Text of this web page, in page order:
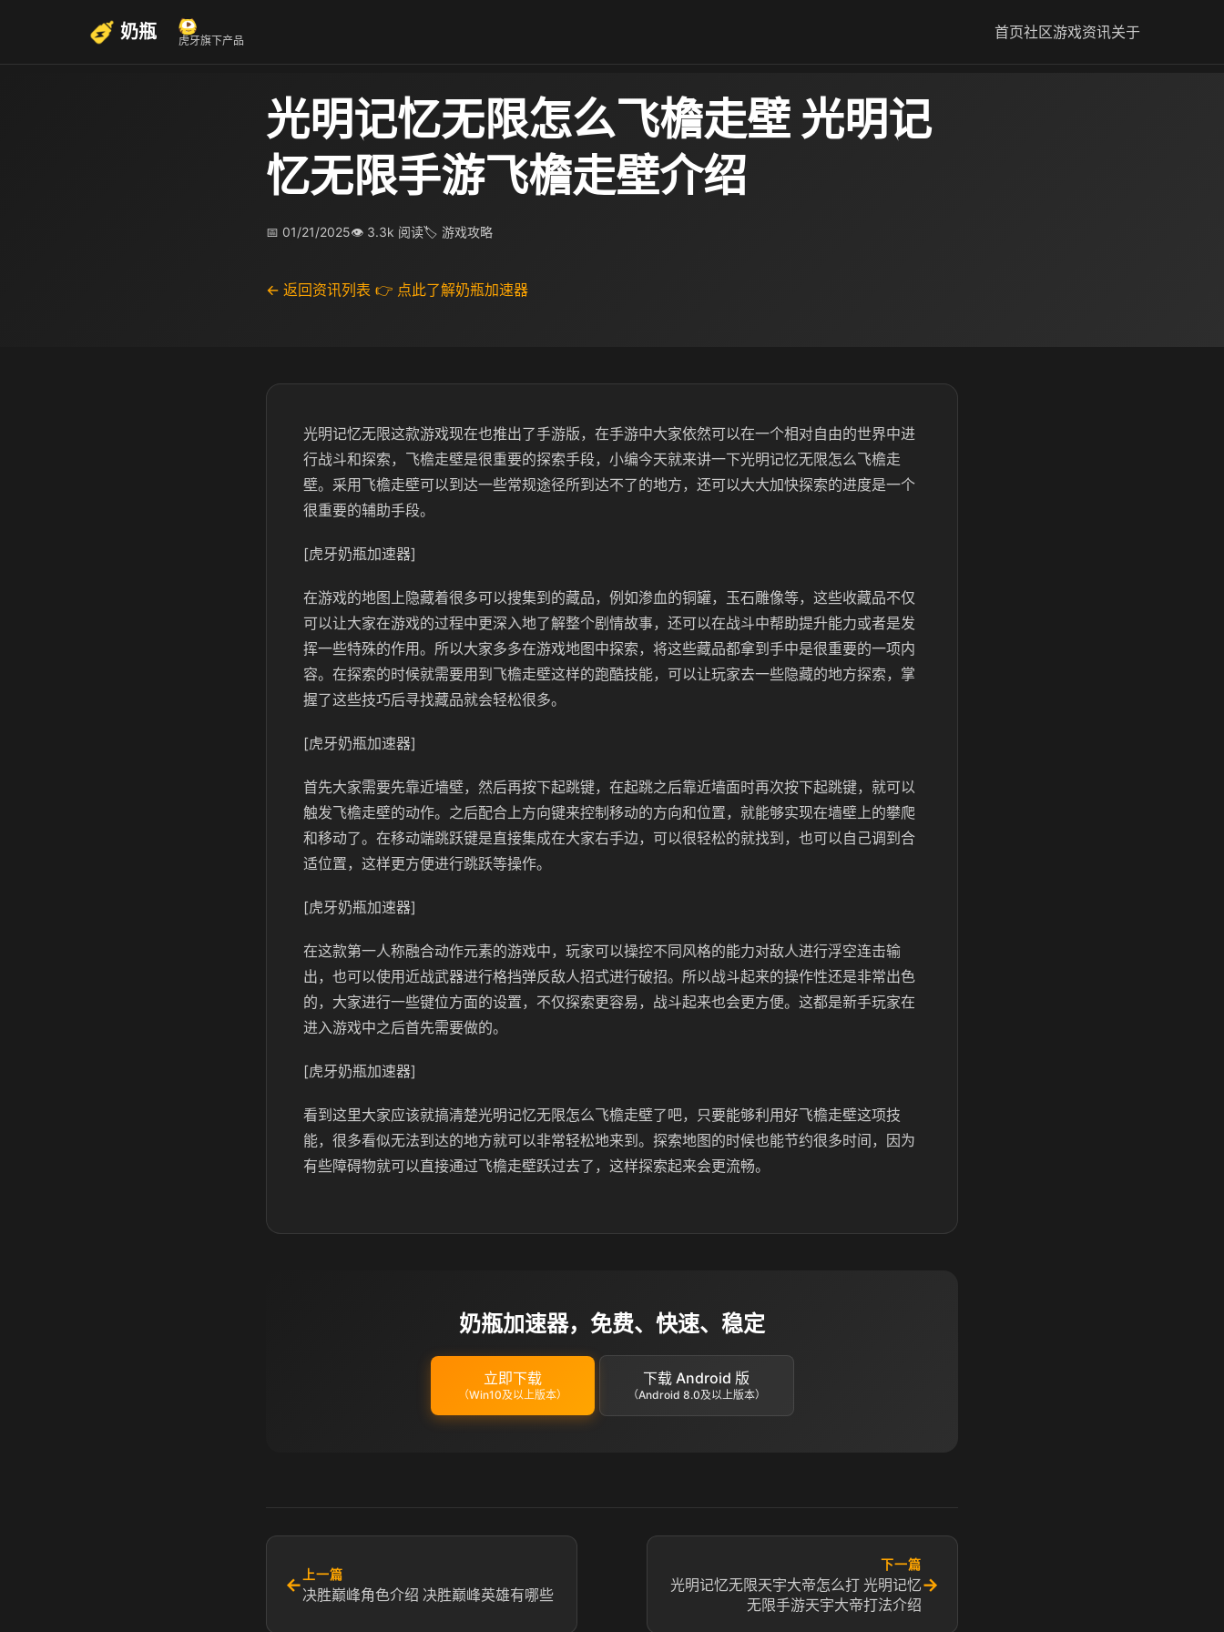
奶瓶 虎牙旗下产品 首页社区游戏资讯关于
光明记忆无限怎么飞檐走壁 光明记
忆无限手游飞檐走壁介绍
📅 01/21/2025👁 3.3k 阅读🏷 游戏攻略
← 返回资讯列表 👉 点此了解奶瓶加速器
光明记忆无限这款游戏现在也推出了手游版，在手游中大家依然可以在一个相对自由的世界中进
行战斗和探索，飞檐走壁是很重要的探索手段，小编今天就来讲一下光明记忆无限怎么飞檐走
壁。采用飞檐走壁可以到达一些常规途径所到达不了的地方，还可以大大加快探索的进度是一个
很重要的辅助手段。
[虎牙奶瓶加速器]
在游戏的地图上隐藏着很多可以搜集到的藏品，例如渗血的铜罐，玉石雕像等，这些收藏品不仅
可以让大家在游戏的过程中更深入地了解整个剧情故事，还可以在战斗中帮助提升能力或者是发
挥一些特殊的作用。所以大家多多在游戏地图中探索，将这些藏品都拿到手中是很重要的一项内
容。在探索的时候就需要用到飞檐走壁这样的跑酷技能，可以让玩家去一些隐藏的地方探索，掌
握了这些技巧后寻找藏品就会轻松很多。
[虎牙奶瓶加速器]
首先大家需要先靠近墙壁，然后再按下起跳键，在起跳之后靠近墙面时再次按下起跳键，就可以
触发飞檐走壁的动作。之后配合上方向键来控制移动的方向和位置，就能够实现在墙壁上的攀爬
和移动了。在移动端跳跃键是直接集成在大家右手边，可以很轻松的就找到，也可以自己调到合
适位置，这样更方便进行跳跃等操作。
[虎牙奶瓶加速器]
在这款第一人称融合动作元素的游戏中，玩家可以操控不同风格的能力对敌人进行浮空连击输
出，也可以使用近战武器进行格挡弹反敌人招式进行破招。所以战斗起来的操作性还是非常出色
的，大家进行一些键位方面的设置，不仅探索更容易，战斗起来也会更方便。这都是新手玩家在
进入游戏中之后首先需要做的。
[虎牙奶瓶加速器]
看到这里大家应该就搞清楚光明记忆无限怎么飞檐走壁了吧，只要能够利用好飞檐走壁这项技
能，很多看似无法到达的地方就可以非常轻松地来到。探索地图的时候也能节约很多时间，因为
有些障碍物就可以直接通过飞檐走壁跃过去了，这样探索起来会更流畅。
奶瓶加速器，免费、快速、稳定
立即下载
（Win10及以上版本）
下载 Android 版
（Android 8.0及以上版本）
← 上一篇
决胜巅峰角色介绍 决胜巅峰英雄有哪些
下一篇
光明记忆无限天宇大帝怎么打 光明记忆
无限手游天宇大帝打法介绍
→